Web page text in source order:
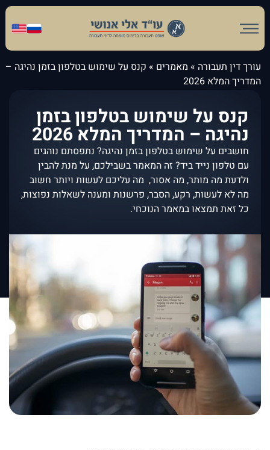
עורך דין תעבורה » מאמרים » קנס על שימוש בטלפון בזמן נהיגה –
המדריך המלא 2026
קנס על שימוש בטלפון בזמן
נהיגה – המדריך המלא 2026
חושבים על שימוש בטלפון בזמן נהיגה? נתפסתם נוהגים
עם טלפון נייד ביד? זה המאמר בשבילכם, על מנת להבין
ולדעת מה מותר, מה אסור, מה עליכם לעשות ויותר חשוב
מה לא לעשות, רקע, הסבר, פרשנות ומענה לשאלות נפוצות,
כל זאת תמצאו במאמר הנוכחי.